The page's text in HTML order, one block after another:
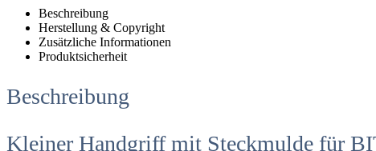
Beschreibung
Herstellung & Copyright
Zusätzliche Informationen
Produktsicherheit
Beschreibung
Kleiner Handgriff mit Steckmulde für